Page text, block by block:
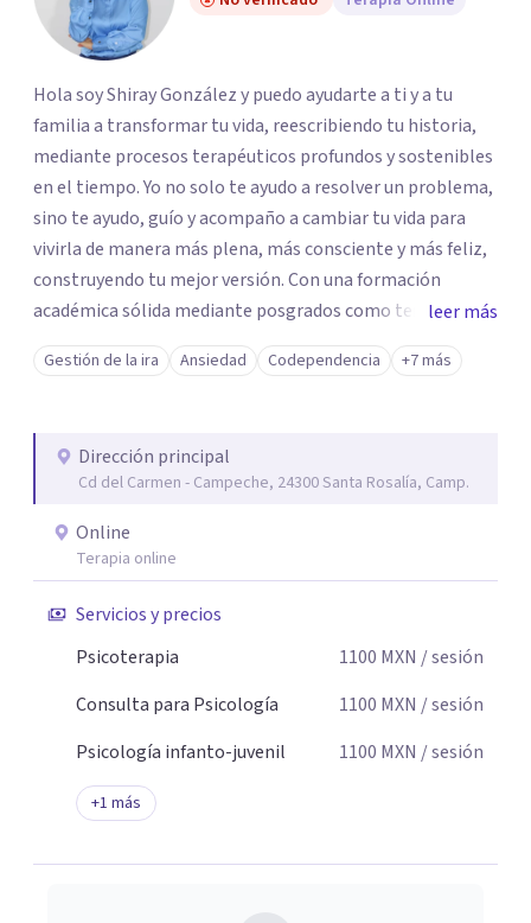
Hola soy Shiray González y puedo ayudarte a ti y a tu
familia a transformar tu vida, reescribiendo tu historia,
mediante procesos terapéuticos profundos y sostenibles
en el tiempo. Yo no solo te ayudo a resolver un problema,
sino te ayudo, guío y acompaño a cambiar tu vida para
vivirla de manera más plena, más consciente y más feliz,
construyendo tu mejor versión. Con una formación
académica sólida mediante posgrados como terapeuta
breve, familiar e infantil, así como con respaldo
profesional y experiencia clínica de más de 26 años y
auténtica y comunicación clara y directa para darte
seguridad emocional y una dirección firme de tu proceso
de cambio.
leer más
Gestión de la ira Ansiedad Codependencia +7 más
Dirección principal
Cd del Carmen - Campeche, 24300 Santa Rosalía, Camp.
Online
Terapia online
Servicios y precios
Psicoterapia
1100 MXN / sesión
Consulta para Psicología
1100 MXN / sesión
Psicología infanto-juvenil
1100 MXN / sesión
+1 más